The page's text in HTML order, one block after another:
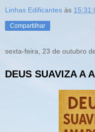
Linhas Edificantes às
Compartilhar
sexta-feira, 23 de outubro
DEUS SUAVIZA A